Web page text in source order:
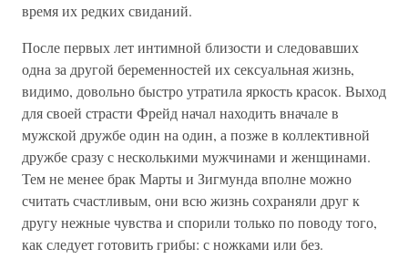
время их редких свиданий.
После первых лет интимной близости и следовавших
одна за другой беременностей их сексуальная жизнь,
видимо, довольно быстро утратила яркость красок. Выход
для своей страсти Фрейд начал находить вначале в
мужской дружбе один на один, а позже в коллективной
дружбе сразу с несколькими мужчинами и женщинами.
Тем не менее брак Марты и Зигмунда вполне можно
считать счастливым, они всю жизнь сохраняли друг к
другу нежные чувства и спорили только по поводу того,
как следует готовить грибы: с ножками или без.